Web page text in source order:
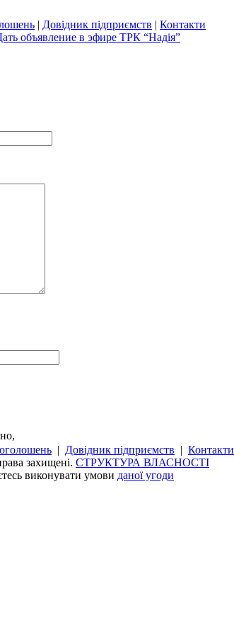
| Довідник підприємств | Контакти
объявление в эфире ТРК “Надія”
| Довідник підприємств | Контакти
захищені. СТРУКТУРА ВЛАСНОСТІ
виконувати умови даної угоди